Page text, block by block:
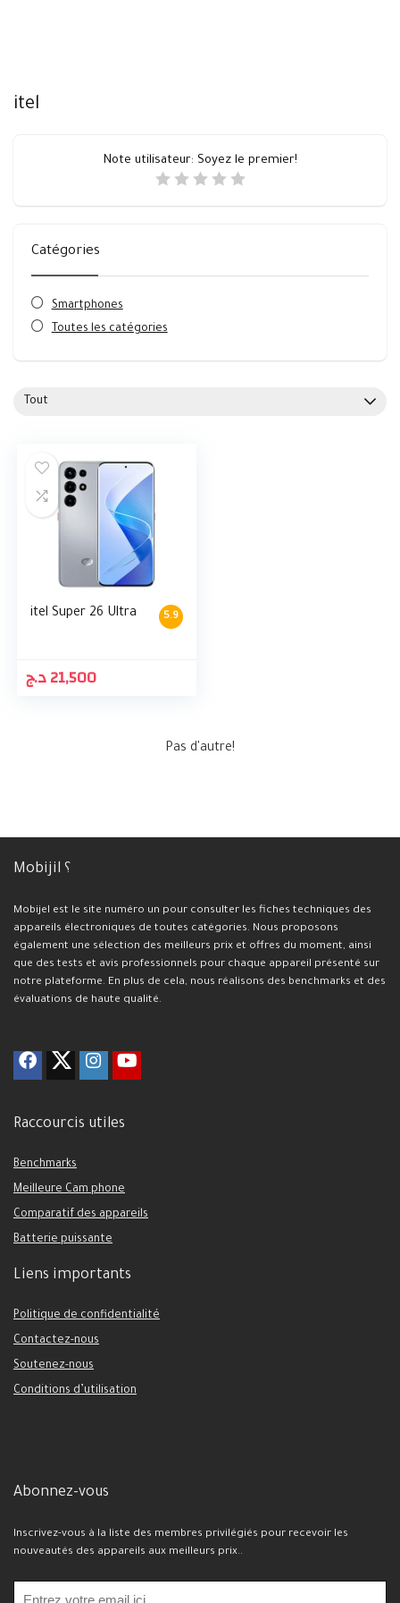
itel
Note utilisateur: Soyez le premier!
Catégories
Smartphones
Toutes les catégories
Tout
5.9
itel Super 26 Ultra
21,500د.ج
Pas d'autre!
Mobijil ؟
Mobijel est le site numéro un pour consulter les fiches techniques des
appareils électroniques de toutes catégories. Nous proposons
également une sélection des meilleurs prix et offres du moment, ainsi
que des tests et avis professionnels pour chaque appareil présenté sur
notre plateforme. En plus de cela, nous réalisons des benchmarks et des
évaluations de haute qualité.
Raccourcis utiles
Benchmarks
Meilleure Cam phone
Comparatif des appareils
Batterie puissante
Liens importants
Politique de confidentialité
Contactez-nous
Soutenez-nous
Conditions d’utilisation
Abonnez-vous
Inscrivez-vous à la liste des membres privilégiés pour recevoir les
nouveautés des appareils aux meilleurs prix..